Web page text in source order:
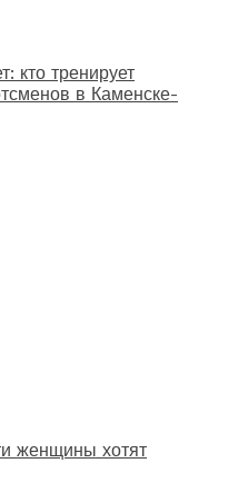
кто тренирует
в Каменске-
женщины хотят